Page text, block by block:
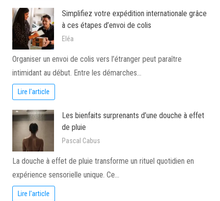
Simplifiez votre expédition internationale grâce
à ces étapes d’envoi de colis
Eléa
Organiser un envoi de colis vers l’étranger peut paraître
intimidant au début. Entre les démarches…
Lire l'article
Les bienfaits surprenants d’une douche à effet
de pluie
Pascal Cabus
La douche à effet de pluie transforme un rituel quotidien en
expérience sensorielle unique. Ce…
Lire l'article